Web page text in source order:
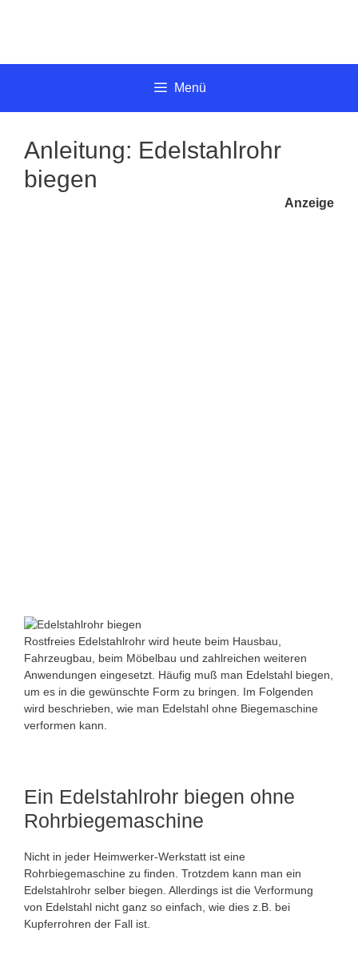
Menü
Anleitung: Edelstahlrohr
biegen
Rostfreies Edelstahlrohr wird heute beim Hausbau,
Fahrzeugbau, beim Möbelbau und zahlreichen weiteren
Anwendungen eingesetzt. Häufig muß man Edelstahl biegen,
um es in die gewünschte Form zu bringen. Im Folgenden
wird beschrieben, wie man Edelstahl ohne Biegemaschine
verformen kann.
Ein Edelstahlrohr biegen ohne
Rohrbiegemaschine
Nicht in jeder Heimwerker-Werkstatt ist eine
Rohrbiegemaschine zu finden. Trotzdem kann man ein
Edelstahlrohr selber biegen. Allerdings ist die Verformung
von Edelstahl nicht ganz so einfach, wie dies z.B. bei
Kupferrohren der Fall ist.